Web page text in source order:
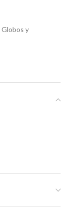
Globos y